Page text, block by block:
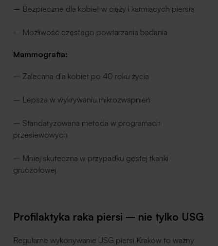
– Bezpieczne dla kobiet w ciąży i karmiących piersią
– Możliwość częstego powtarzania badania
Mammografia:
– Zalecana dla kobiet po 40 roku życia
– Lepsza w wykrywaniu mikrozwapnień
– Standaryzowana metoda w programach
przesiewowych
– Mniej skuteczna w przypadku gęstej tkanki
gruczołowej
Profilaktyka raka piersi – nie tylko USG
Regularne wykonywanie USG piersi Kraków to ważny